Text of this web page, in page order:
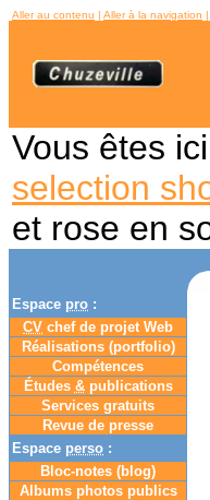
Aller au contenu | Aller à la navigation |
Vous êtes
selection
et rose en
Espace pro :
CV chef de projet Web
Réalisations (portfolio)
Compétences
Études &publications
Services gratuits
Revue de presse
Espace perso :
Bloc-notes (blog)
Albums photos publics